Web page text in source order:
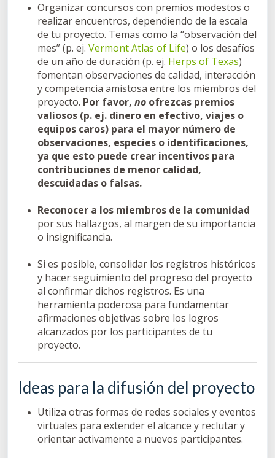
Organizar concursos con premios modestos o
realizar encuentros, dependiendo de la escala
de tu proyecto. Temas como la “observación del
mes” (p. ej. Vermont Atlas of Life) o los desafíos
de un año de duración (p. ej. Herps of Texas)
fomentan observaciones de calidad, interacción
y competencia amistosa entre los miembros del
proyecto. Por favor, no ofrezcas premios
valiosos (p. ej. dinero en efectivo, viajes o
equipos caros) para el mayor número de
observaciones, especies o identificaciones,
ya que esto puede crear incentivos para
contribuciones de menor calidad,
descuidadas o falsas.
Reconocer a los miembros de la comunidad
por sus hallazgos, al margen de su importancia
o insignificancia.
Si es posible, consolidar los registros históricos
y hacer seguimiento del progreso del proyecto
al confirmar dichos registros. Es una
herramienta poderosa para fundamentar
afirmaciones objetivas sobre los logros
alcanzados por los participantes de tu
proyecto.
Ideas para la difusión del proyecto
Utiliza otras formas de redes sociales y eventos
virtuales para extender el alcance y reclutar y
orientar activamente a nuevos participantes.